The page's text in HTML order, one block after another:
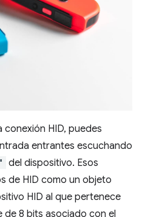
conexión HID, puedes
entrantes escuchando
del dispositivo. Esos
de HID como un objeto
HID al que pertenece
de 8 bits asociado con el